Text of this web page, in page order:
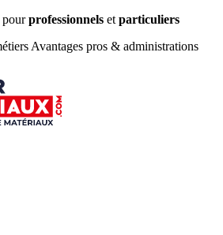
pourprofessionnels et particuliers
Avantages pros & administrations